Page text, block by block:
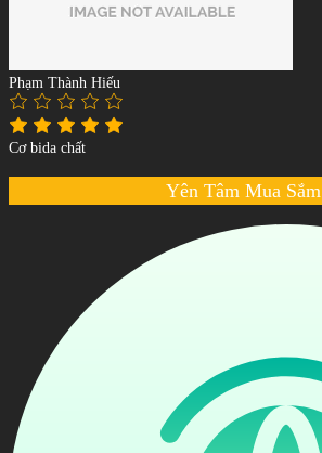
Phạm Thành Hiếu
Cơ bida chất
Yên Tâm Mua Sắm